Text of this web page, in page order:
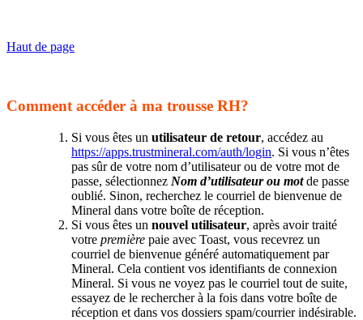
Haut de page
Comment accéder à ma trousse RH?
Si vous êtes un utilisateur de retour, accédez au
https://apps.trustmineral.com/auth/login. Si vous n’êtes
pas sûr de votre nom d’utilisateur ou de votre mot de
passe, sélectionnez Nom d’utilisateur ou motde passe
oublié. Sinon, recherchez le courriel de bienvenue de
Mineral dans votre boîte de réception.
Si vous êtes un nouvel utilisateur, après avoir traité
votre première paie avec Toast, vous recevrez un
courriel de bienvenue généré automatiquement par
Mineral. Cela contient vos identifiants de connexion
Mineral. Si vous ne voyez pas le courriel tout de suite,
essayez de le rechercher à la fois dans votre boîte de
réception et dans vos dossiers spam/courrier indésirable.